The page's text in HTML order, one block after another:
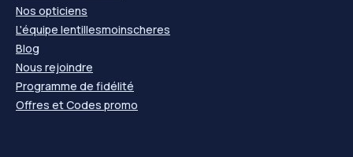
Nos opticiens
L'équipe lentillesmoinscheres
Blog
Nous rejoindre
Programme de fidélité
Offres et Codes promo